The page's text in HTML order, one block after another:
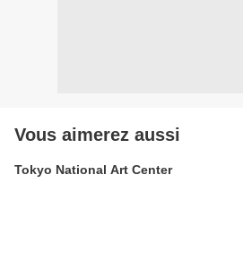
Vous aimerez aussi
Tokyo National Art Center